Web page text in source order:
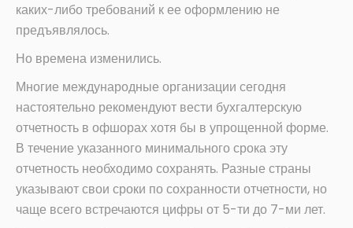
каких-либо требований к ее оформлению не
предъявлялось.
Но времена изменились.
Многие международные организации сегодня
настоятельно рекомендуют вести бухгалтерскую
отчетность в офшорах хотя бы в упрощенной форме.
В течение указанного минимального срока эту
отчетность необходимо сохранять. Разные страны
указывают свои сроки по сохранности отчетности, но
чаще всего встречаются цифры от 5-ти до 7-ми лет.